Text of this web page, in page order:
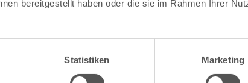
bereitgestellt haben oder die sie im Rahmen Ihrer
Statistiken Marketing